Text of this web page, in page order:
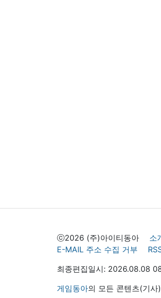
ⓒ2026 (주)아이티동아 소
E-MAIL 주소 수집 거부
최종편집일시: 2026.08.08
게임동아의 모든 콘텐츠(기사